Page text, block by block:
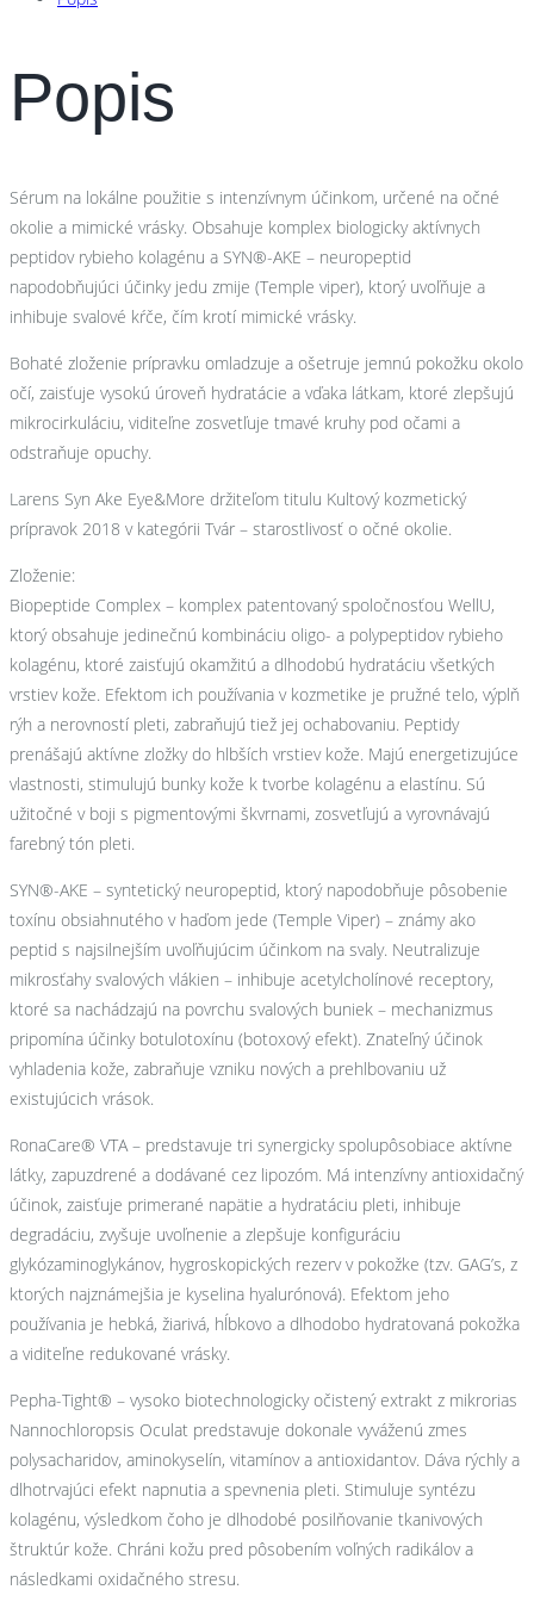
15ml
Popis
Sérum na lokálne použitie s intenzívnym účinkom, určené na očné
okolie a mimické vrásky. Obsahuje komplex biologicky aktívnych
peptidov rybieho kolagénu a SYN®-AKE – neuropeptid
napodobňujúci účinky jedu zmije (Temple viper), ktorý uvoľňuje a
inhibuje svalové kŕče, čím krotí mimické vrásky.
Bohaté zloženie prípravku omladzuje a ošetruje jemnú pokožku okolo
očí, zaisťuje vysokú úroveň hydratácie a vďaka látkam, ktoré zlepšujú
mikrocirkuláciu, viditeľne zosvetľuje tmavé kruhy pod očami a
odstraňuje opuchy.
Larens Syn Ake Eye&More držiteľom titulu Kultový kozmetický
prípravok 2018 v kategórii Tvár – starostlivosť o očné okolie.
Zloženie:
Biopeptide Complex – komplex patentovaný spoločnosťou WellU,
ktorý obsahuje jedinečnú kombináciu oligo- a polypeptidov rybieho
kolagénu, ktoré zaisťujú okamžitú a dlhodobú hydratáciu všetkých
vrstiev kože. Efektom ich používania v kozmetike je pružné telo, výplň
rýh a nerovností pleti, zabraňujú tiež jej ochabovaniu. Peptidy
prenášajú aktívne zložky do hlbších vrstiev kože. Majú energetizujúce
vlastnosti, stimulujú bunky kože k tvorbe kolagénu a elastínu. Sú
užitočné v boji s pigmentovými škvrnami, zosvetľujú a vyrovnávajú
farebný tón pleti.
SYN®-AKE – syntetický neuropeptid, ktorý napodobňuje pôsobenie
toxínu obsiahnutého v haďom jede (Temple Viper) – známy ako
peptid s najsilnejším uvoľňujúcim účinkom na svaly. Neutralizuje
mikrosťahy svalových vlákien – inhibuje acetylcholínové receptory,
ktoré sa nachádzajú na povrchu svalových buniek – mechanizmus
pripomína účinky botulotoxínu (botoxový efekt). Znateľný účinok
vyhladenia kože, zabraňuje vzniku nových a prehlbovaniu už
existujúcich vrások.
RonaCare® VTA – predstavuje tri synergicky spolupôsobiace aktívne
látky, zapuzdrené a dodávané cez lipozóm. Má intenzívny antioxidačný
účinok, zaisťuje primerané napätie a hydratáciu pleti, inhibuje
degradáciu, zvyšuje uvoľnenie a zlepšuje konfiguráciu
glykózaminoglykánov, hygroskopických rezerv v pokožke (tzv. GAG’s, z
ktorých najznámejšia je kyselina hyalurónová). Efektom jeho
používania je hebká, žiarivá, hĺbkovo a dlhodobo hydratovaná pokožka
a viditeľne redukované vrásky.
Pepha-Tight® – vysoko biotechnologicky očistený extrakt z mikrorias
Nannochloropsis Oculat predstavuje dokonale vyváženú zmes
polysacharidov, aminokyselín, vitamínov a antioxidantov. Dáva rýchly a
dlhotrvajúci efekt napnutia a spevnenia pleti. Stimuluje syntézu
kolagénu, výsledkom čoho je dlhodobé posilňovanie tkanivových
štruktúr kože. Chráni kožu pred pôsobením voľných radikálov a
následkami oxidačného stresu.